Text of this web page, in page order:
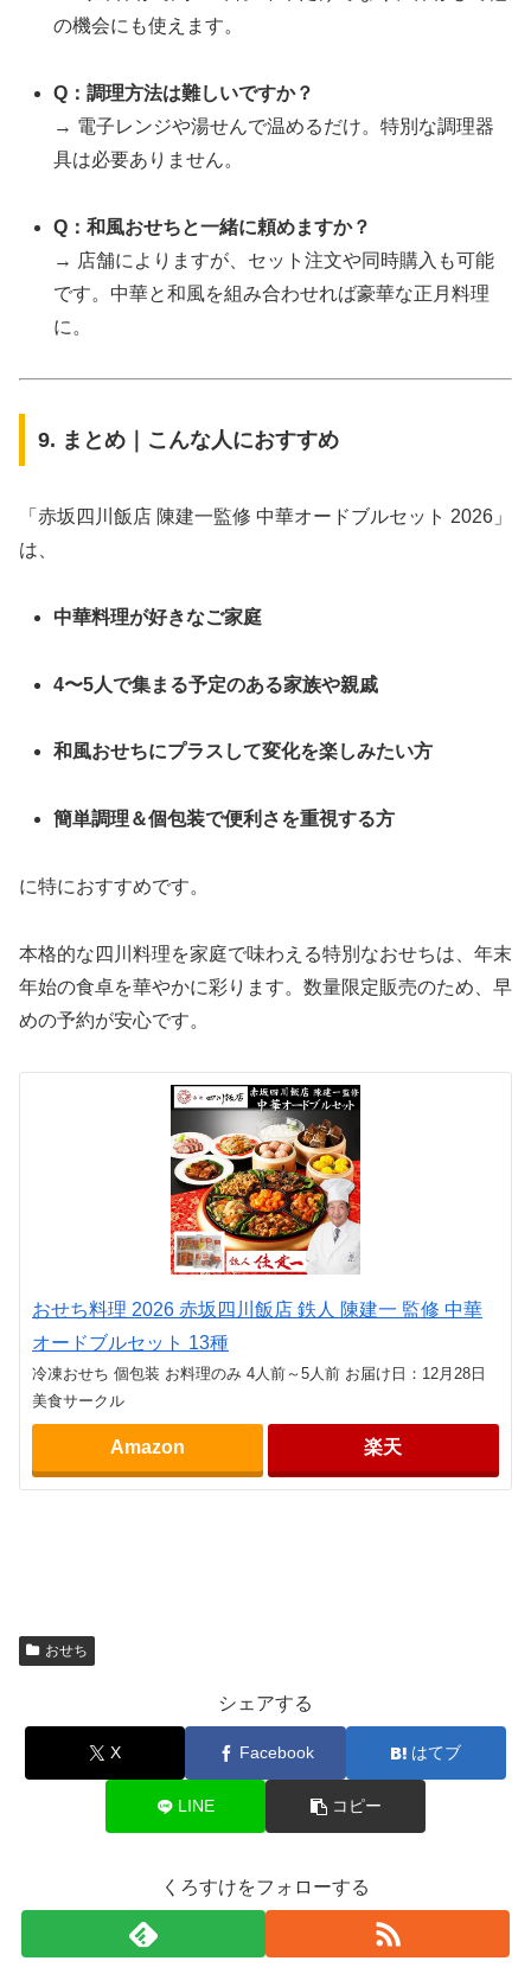
の機会にも使えます。
Q：調理方法は難しいですか？
→ 電子レンジや湯せんで温めるだけ。特別な調理器
具は必要ありません。
Q：和風おせちと一緒に頼めますか？
→ 店舗によりますが、セット注文や同時購入も可能
です。中華と和風を組み合わせれば豪華な正月料理
に。
9. まとめ｜こんな人におすすめ
「赤坂四川飯店 陳建一監修 中華オードブルセット 2026」
は、
中華料理が好きなご家庭
4〜5人で集まる予定のある家族や親戚
和風おせちにプラスして変化を楽しみたい方
簡単調理＆個包装で便利さを重視する方
に特におすすめです。
本格的な四川料理を家庭で味わえる特別なおせちは、年末
年始の食卓を華やかに彩ります。数量限定販売のため、早
めの予約が安心です。
おせち料理 2026 赤坂四川飯店 鉄人 陳建一 監修 中華
オードブルセット 13種
冷凍おせち 個包装 お料理のみ 4人前～5人前 お届け日：12月28日
美食サークル
Amazon 楽天
おせち
シェアする
X Facebook はてブ
LINE コピー
くろすけをフォローする